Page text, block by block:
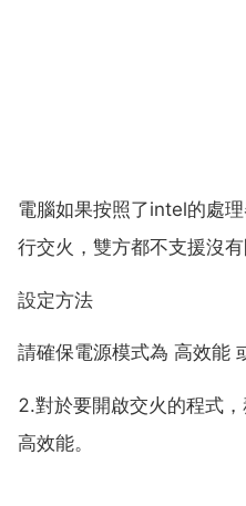
電腦如果按照了intel的處
行交火，雙方都不支援沒有
設定方法
請確保電源模式為 高效能
2.對於要開啟交火的程式
高效能。